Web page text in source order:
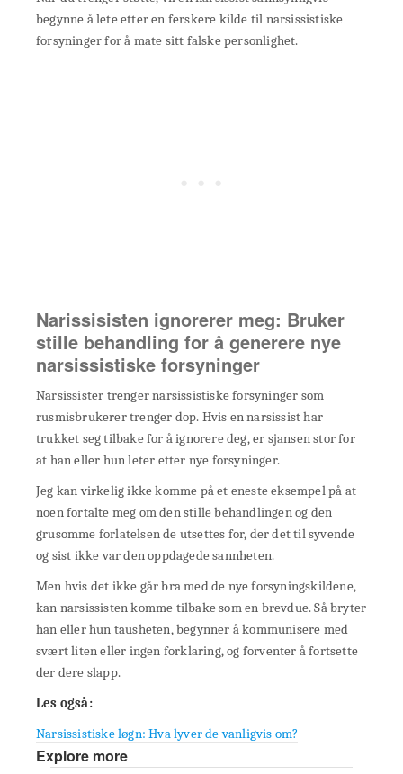
begynne å lete etter en ferskere kilde til narsissistiske
forsyninger for å mate sitt falske personlighet.
Narissisisten ignorerer meg: Bruker
stille behandling for å generere nye
narsissistiske forsyninger
Narsissister trenger narsissistiske forsyninger som
rusmisbrukerer trenger dop. Hvis en narsissist har
trukket seg tilbake for å ignorere deg, er sjansen stor for
at han eller hun leter etter nye forsyninger.
Jeg kan virkelig ikke komme på et eneste eksempel på at
noen fortalte meg om den stille behandlingen og den
grusomme forlatelsen de utsettes for, der det til syvende
og sist ikke var den oppdagede sannheten.
Men hvis det ikke går bra med de nye forsyningskildene,
kan narsissisten komme tilbake som en brevdue. Så bryter
han eller hun tausheten, begynner å kommunisere med
svært liten eller ingen forklaring, og forventer å fortsette
der dere slapp.
Les også:
Narsissistiske løgn: Hva lyver de vanligvis om?
Explore more